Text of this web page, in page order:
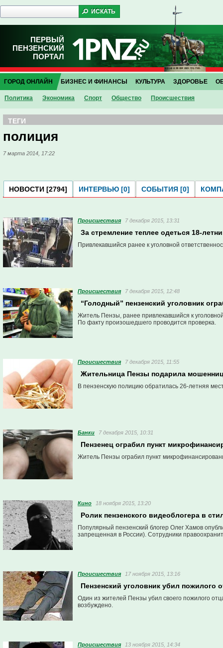
ПЕРВЫЙ
ПЕНЗЕНСКИЙ
ПОРТАЛ
ГОРОД ОНЛАЙН
Политика Экономика Спорт Общество Проиcшествия
БИЗНЕС И ФИНАНСЫ КУЛЬТУРА ЗДОРОВЬЕ
ТЕГИ
полиция
7 марта 2014, 17:22
НОВОСТИ [2794] ИНТЕРВЬЮ [0] СОБЫТИЯ [0]
Проиcшествия 7 декабря 2015, 13:31
За стремление теплее одеться 18-
Привлекавшийся ранее к уголовной
Проиcшествия 7 декабря 2015, 12:48
“Голодный” пензенский уголовник
Житель Пензы, ранее привлекавшийся к
По факту произошедшего проводится проверка.
Проиcшествия 7 декабря 2015, 11:55
Жительница Пензы подарила
В пензенскую полицию обратилась 26-летняя
Банки 7 декабря 2015, 10:31
Пензенец ограбил пункт
Житель Пензы ограбил пункт
Кино 18 ноября 2015, 13:20
Ролик пензенского видеоблогера в
Популярный пензенский блогер Олег Хамов
запрещенная в России). Сотрудники
Проиcшествия 17 ноября 2015, 13:16
Пензенский уголовник убил пожилого
Один из жителей Пензы убил своего пожилого
возбуждено.
Проиcшествия 13 ноября 2015, 14:34